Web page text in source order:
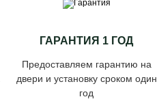
ГАРАНТИЯ 1 ГОД
Предоставляем гарантию на
двери и установку сроком один
год